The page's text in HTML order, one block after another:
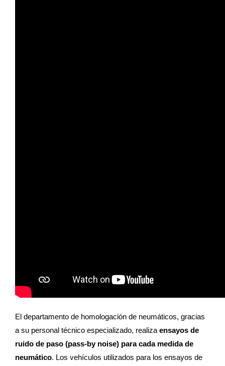
El departamento de homologación de neumáticos, gracias
a su personal técnico especializado, realiza ensayos de
ruido de paso (pass-by noise) para cada medida de
neumático. Los vehículos utilizados para los ensayos de